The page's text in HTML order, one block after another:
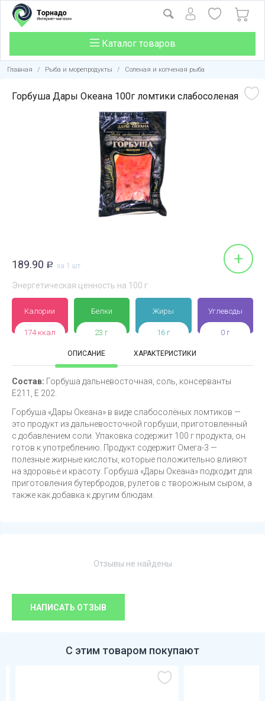
Каталог товаров
Главная / Рыба и морепродукты / Соленая и копченая рыба
Горбуша Дары Океана 100г ломтики слабосоленая
189.90 Р за 1 шт +
Энергетическая ценность на 100 г
Калории
174 ккал
Белки
23 г
Жиры
16 г
Углеводы
0 г
ОПИСАНИЕ ХАРАКТЕРИСТИКИ
Состав: Горбуша дальневосточная, соль, консерванты
Е211, Е 202.
Горбуша «Дары Океана» в виде слабосолёных ломтиков —
это продукт из дальневосточной горбуши, приготовленный
с добавлением соли. Упаковка содержит 100 г продукта, он
готов к употреблению. Продукт содержит Омега-3 —
полезные жирные кислоты, которые положительно влияют
на здоровье и красоту. Горбуша «Дары Океана» подходит для
приготовления бутербродов, рулетов с творожным сыром, а
также как добавка к другим блюдам.
Отзывы не найдены
НАПИСАТЬ ОТЗЫВ
С этим товаром покупают